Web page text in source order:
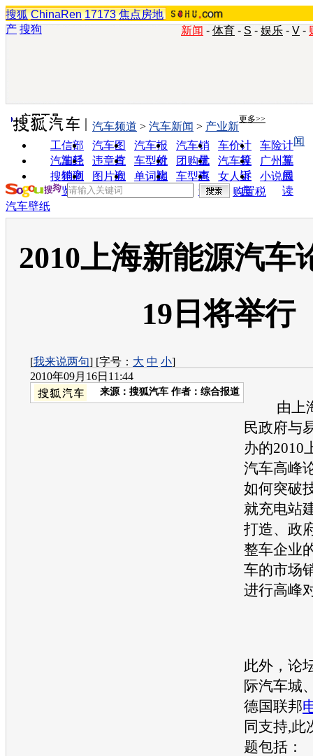
搜狐 ChinaRen 17173 焦点房地
产 搜狗 新闻 - 体育 - S - 娱乐 - V -
实用工具 更多>>
工信部
油耗
汽车图
片
汽车报
价
汽车销
量
车价计
算
车险计
算
汽车经
销商
违章查
询
车型对
比
团购优
惠
汽车投
诉
广州车
展
搜狗浏
览器
图片欣
赏
单词翻
车型查
询
女人宝
典
小说阅
读
汽车频道 > 汽车新闻 > 产业新
闻
购置税
汽车壁纸
2010上海新能源汽车
19日将举行
[我来说两句] [字号： 大 中 小]
2010年09月16日11:44
来源： 搜狐汽车 作者：综合报道
由上海
民政府与
办的2010
汽车高峰
如何突破
就充电站
打造、政
整车企业
车的市场
进行高峰
此外，论
际汽车城
德国联邦
同支持,此
题包括：